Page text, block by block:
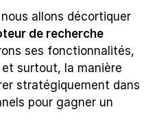
allons décortiquer
de recherche
ses fonctionnalités,
surtout, la manière
stratégiquement dans
pour gagner un